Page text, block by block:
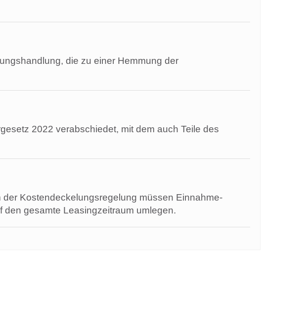
die zu einer Hemmung der
2022 verabschiedet, mit dem auch Teile des
Kostendeckelungsregelung müssen Einnahme-
gesamte Leasingzeitraum umlegen.